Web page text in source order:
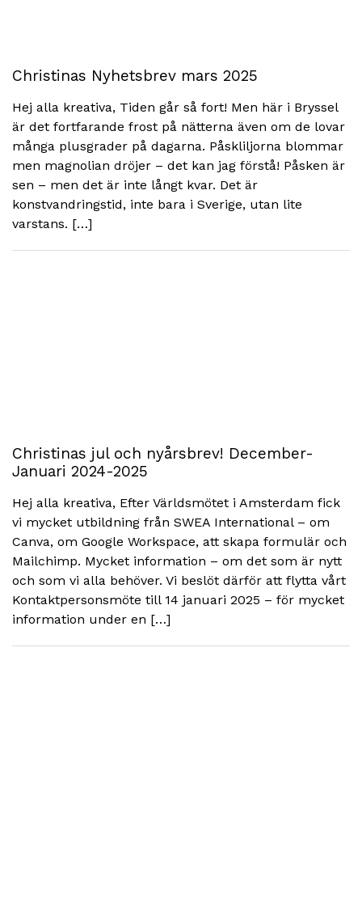
Christinas Nyhetsbrev mars 2025
Hej alla kreativa, Tiden går så fort! Men här i Bryssel
är det fortfarande frost på nätterna även om de lovar
många plusgrader på dagarna. Påskliljorna blommar
men magnolian dröjer – det kan jag förstå! Påsken är
sen – men det är inte långt kvar. Det är
konstvandringstid, inte bara i Sverige, utan lite
varstans. […]
Christinas jul och nyårsbrev! December-
Januari 2024-2025
Hej alla kreativa, Efter Världsmötet i Amsterdam fick
vi mycket utbildning från SWEA International – om
Canva, om Google Workspace, att skapa formulär och
Mailchimp. Mycket information – om det som är nytt
och som vi alla behöver. Vi beslöt därför att flytta vårt
Kontaktpersonsmöte till 14 januari 2025 – för mycket
information under en […]